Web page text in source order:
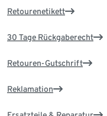
Retourenetikett
30 Tage Rückgaberecht
Retouren-Gutschrift
Reklamation